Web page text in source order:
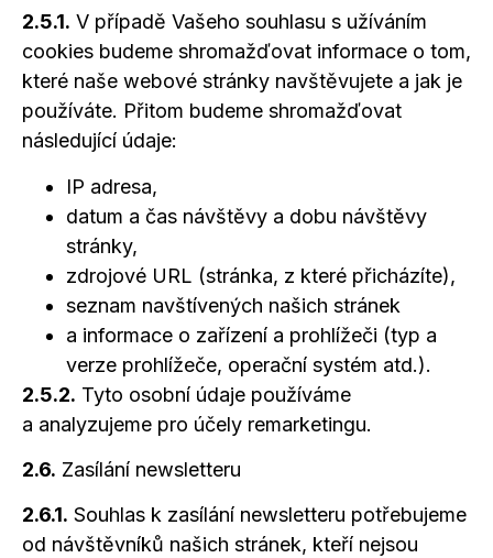
2.5.1. V případě Vašeho souhlasu s užíváním
cookies budeme shromažďovat informace o tom,
které naše webové stránky navštěvujete a jak je
používáte. Přitom budeme shromažďovat
následující údaje:
IP adresa,
datum a čas návštěvy a dobu návštěvy
stránky,
zdrojové URL (stránka, z které přicházíte),
seznam navštívených našich stránek
a informace o zařízení a prohlížeči (typ a
verze prohlížeče, operační systém atd.).
2.5.2. Tyto osobní údaje používáme
a analyzujeme pro účely remarketingu.
2.6. Zasílání newsletteru
2.6.1. Souhlas k zasílání newsletteru potřebujeme
od návštěvníků našich stránek, kteří nejsou